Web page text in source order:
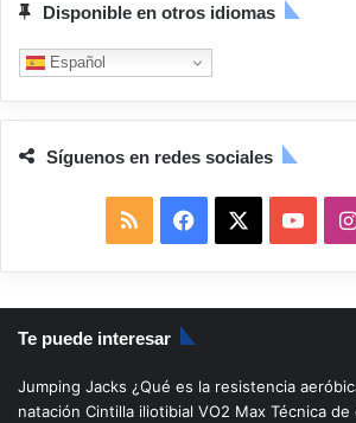
Disponible en otros idiomas
Español
Síguenos en redes sociales
S
S
a
c
b
o
u
u
Te puede interesar
Jumping Jacks ¿Qué es la resistencia
natación Cintilla iliotibial VO2 Max Técnica de